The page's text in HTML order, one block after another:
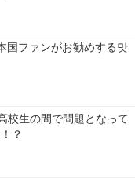
国ファンがお勧めする맛
校生の間で問題となって
？